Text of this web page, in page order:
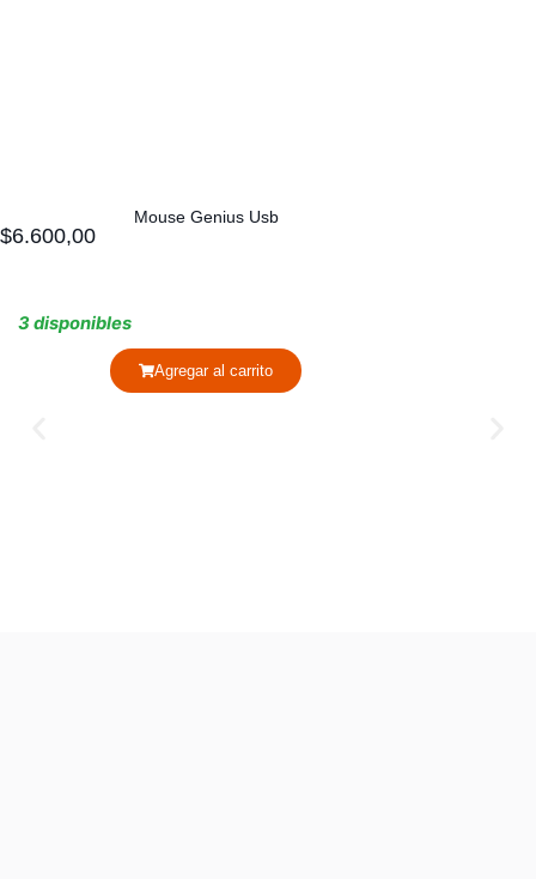
Mouse Genius Usb
$6.600,00
3 disponibles
Agregar al carrito